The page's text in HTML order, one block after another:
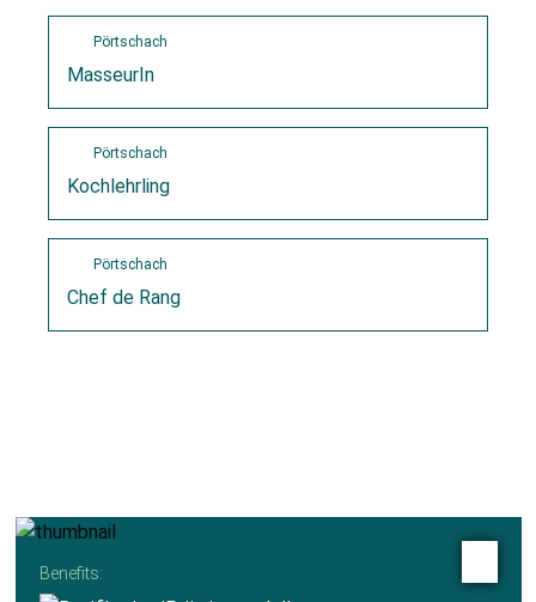
Pörtschach
MasseurIn
Pörtschach
Kochlehrling
Pörtschach
Chef de Rang
Benefits: